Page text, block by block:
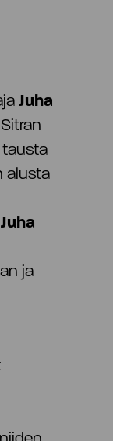
Juha
tausta
alusta
Juha
ja